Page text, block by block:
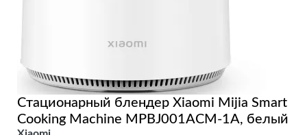
Стационарный блендер Xiaomi Mijia Smart
Cooking Machine MPBJ001ACM-1A, белый